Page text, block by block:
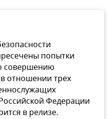
попытки
совершению
отношении трех
Федерации
в релизе.